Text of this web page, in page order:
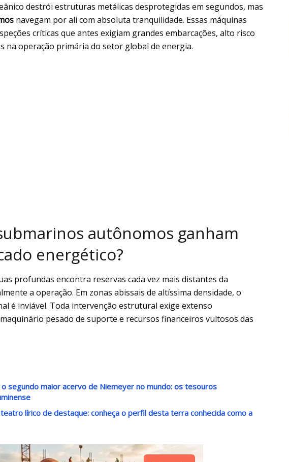
destrói estruturas metálicas desprotegidas em segundos, mas
navegam por ali com absoluta tranquilidade. Essas máquinas
críticas que antes exigiam grandes embarcações, alto risco
na operação primária do setor global de energia.
autônomos ganham
energético?
profundas encontra reservas cada vez mais distantes da
a operação. Em zonas abissais de altíssima densidade, o
é inviável. Toda intervenção estrutural exige extenso
pesado de suporte e recursos financeiros vultosos das
segundo maior acervo de Niemeyer no mundo: os tesouros
lírico de destaque: conheça o perfil desta terra conhecida como a